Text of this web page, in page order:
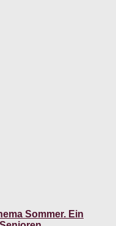
Sommer. Ein